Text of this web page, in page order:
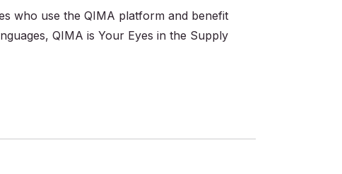
who use the QIMA platform and benefit
QIMA is Your Eyes in the Supply